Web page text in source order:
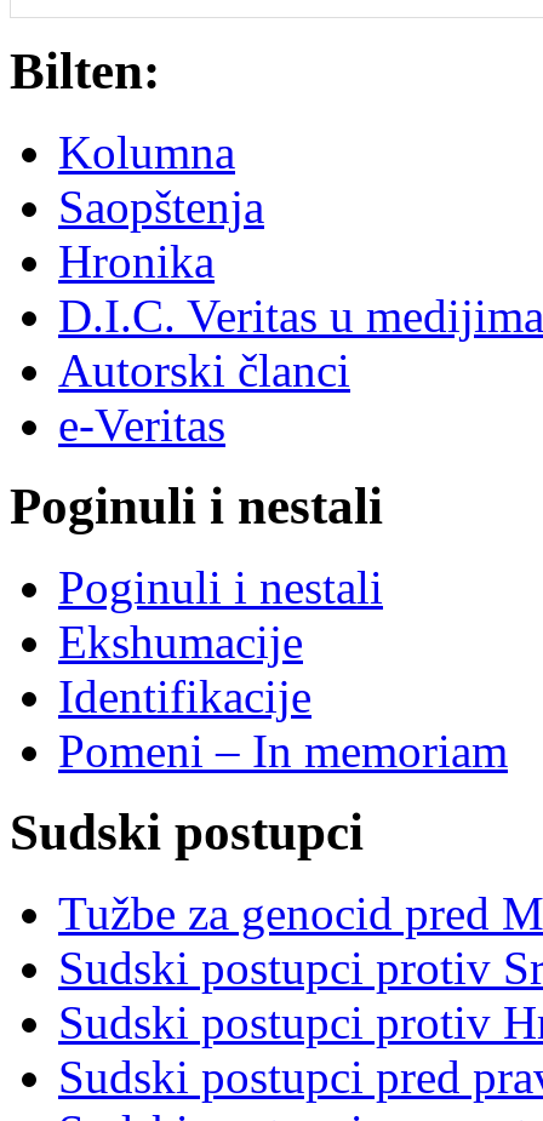
Bilten:
Kolumna
Saopštenja
Hronika
D.I.C. Veritas u medijima
Autorski članci
e-Veritas
Poginuli i nestali
Poginuli i nestali
Ekshumacije
Identifikacije
Pomeni – In memoriam
Sudski postupci
Tužbe za genocid pred
Sudski postupci protiv
Sudski postupci protiv
Sudski postupci pred